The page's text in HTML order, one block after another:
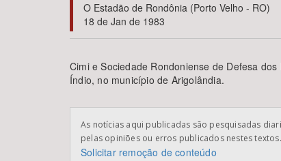
O Estadão de Rondônia (Porto Velho - RO)
18 de Jan de 1983
Cimi e Sociedade Rondoniense de Defesa
Índio, no município de Arigolândia.
As notícias aqui publicadas são pesquisadas
pelas opiniões ou erros publicados nestes
Solicitar remoção de conteúdo